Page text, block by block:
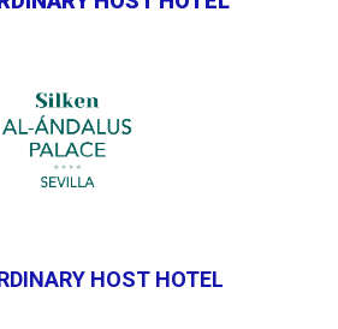
HOST HOTEL